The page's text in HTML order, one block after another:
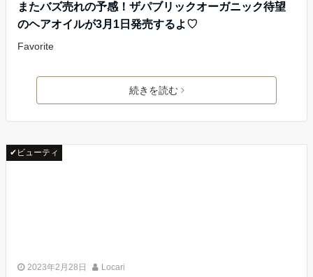
またバズ売れの予感！ザパブリックオーガニック待望
のヘアオイルが3月1日発売するよ♡
Favorite
続きを読む
✔ビューティ
2023年2月28日 Locari